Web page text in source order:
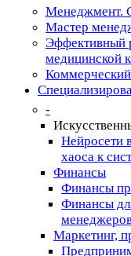
Менеджмент.
Мастер
Эффективный
медицинской
-
Нейросети
хаоса к
Финансы
Финансы
Финансы
Маркетинг,